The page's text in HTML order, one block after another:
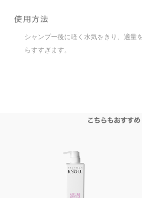
シャンプー後に軽く水気をきり、適量
らすすぎます。